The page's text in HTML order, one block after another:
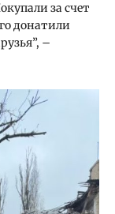
за счет
донатили
–